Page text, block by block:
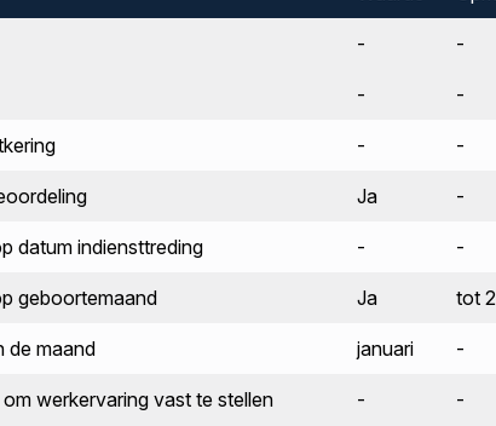
- -
- -
- -
Ja -
datum indiensttreding - -
geboortemaand Ja tot
de maand januari -
werkervaring vast te stellen - -